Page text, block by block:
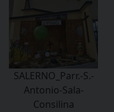
SALERNO_Parr.-S.-
Antonio-Sala-
Consilina